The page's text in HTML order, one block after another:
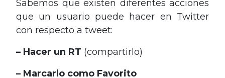
Sabemos que existen diferentes acciones
que un usuario puede hacer en Twitter
con respecto a tweet:
– Hacer un RT (compartirlo)
– Marcarlo como Favorito